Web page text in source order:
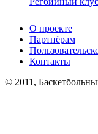
О проекте
Партнёрам
Контакты
© 2011,